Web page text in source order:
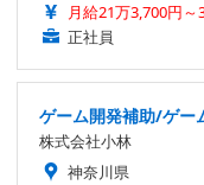
月給21万3,700円～
正社員
ゲーム開発補助/ゲー
株式会社小林
神奈川県